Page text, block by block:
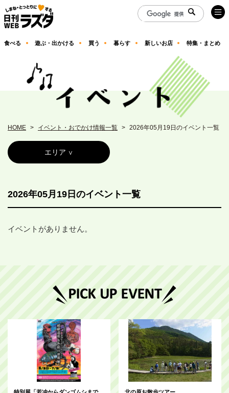
食べる 遊ぶ・出かける 買う 暮らす 新しいお店 特集・まとめ
HOME イベント・おでかけ情報一覧 2026年05月19日のイベント一覧
エリア
2026年05月19日のイベント一覧
イベントがありません。
特別展「若冲からダンゴムシまで
北の原お散歩ツアー